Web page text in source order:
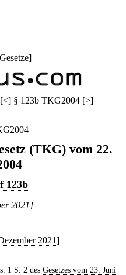
]
[<] § 123b TKG2004 [>]
(TKG) vom 22.
123b
2021]
2021]
1 S. 2 des Gesetzes vom 23. Juni